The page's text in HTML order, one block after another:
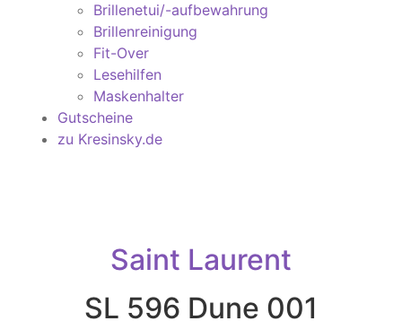
Brillenetui/-aufbewahrung
Brillenreinigung
Fit-Over
Lesehilfen
Maskenhalter
Gutscheine
zu Kresinsky.de
Saint Laurent
SL 596 Dune 001